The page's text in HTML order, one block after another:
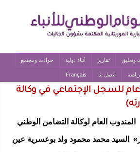
وتعليق تقارير أنباء دولية حوادث ومجتمع
اتصل بنا Français
للسجل الإجتماعي في وكالة
العام لوكالة التضامن الوطني
السيد محمد محمود ولد بوعسرية عين